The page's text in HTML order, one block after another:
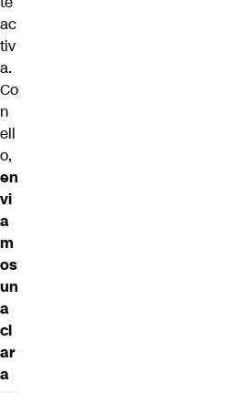
ac
tiv
a.
Co
n
ell
o,
en
vi
a
m
os
un
a
cl
ar
a